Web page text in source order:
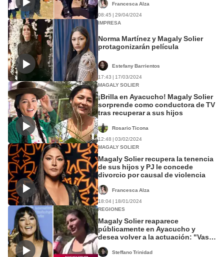
Francesca Alza
08:45 | 29/04/2024
IMPRESA
Norma Martínez y Magaly Solier
protagonizarán película
Estefany Barrientos
17:43 | 17/03/2024
MAGALY SOLIER
¡Brilla en Ayacucho! Magaly Solier
sorprende como conductora de TV
tras recuperar a sus hijos
Rosario Ticona
12:48 | 03/02/2024
MAGALY SOLIER
Magaly Solier recupera la tenencia
de sus hijos y PJ le concede
divorcio por causal de violencia
Francesca Alza
18:04 | 18/01/2024
REGIONES
Magaly Solier reaparece
públicamente en Ayacucho y
desea volver a la actuación: "Vas a
Steffano Trinidad